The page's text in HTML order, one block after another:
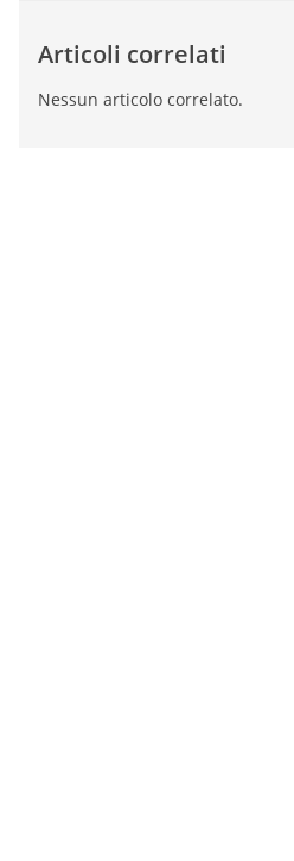
Articoli correlati
Nessun articolo correlato.